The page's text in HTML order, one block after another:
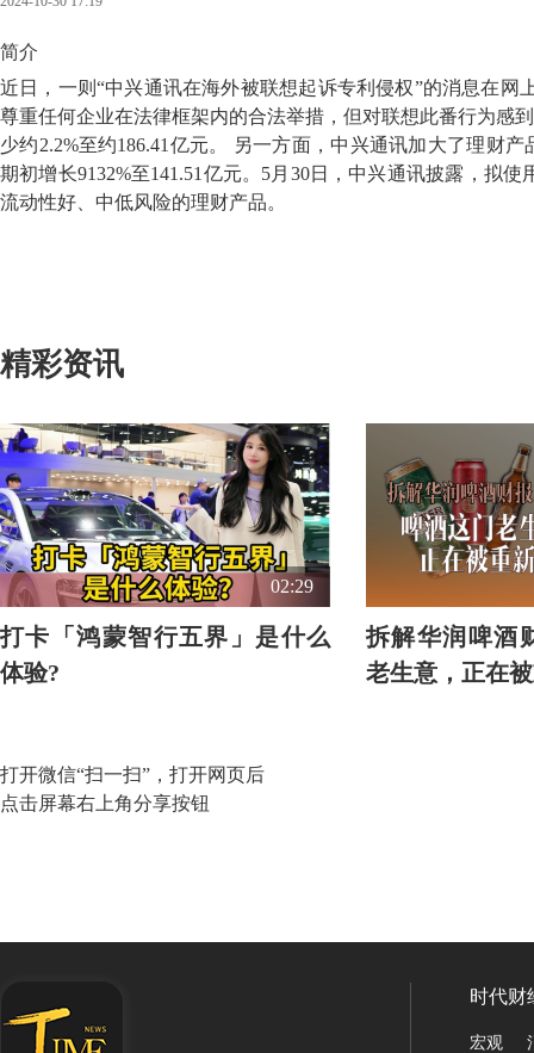
简介
近日，一则“中兴通讯在海外被联想起诉专利侵权”的消息在网
尊重任何企业在法律框架内的合法举措，但对联想此番行为感
少约2.2%至约186.41亿元。 另一方面，中兴通讯加大了理财
期初增长9132%至141.51亿元。5月30日，中兴通讯披露，拟
流动性好、中低风险的理财产品。
精彩资讯
02:29
打卡「鸿蒙智行五界」是什么
体验?
拆解华润啤酒
老生意，正在
打开微信“扫一扫”，打开网页后
点击屏幕右上角分享按钮
时代财
宏观